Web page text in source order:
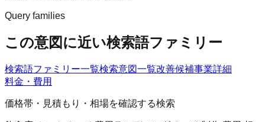
Query families
この意図に近い検索語ファミリー
検索語ファミリー一覧検索意図一覧改善候補事業詳細
料金・費用
価格帯・見積もり・相場を確認する検索